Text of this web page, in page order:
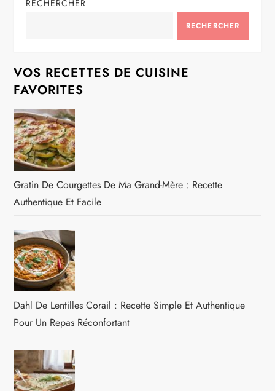
RECHERCHER
RECHERCHER
VOS RECETTES DE CUISINE
FAVORITES
Gratin De Courgettes De Ma Grand-Mère : Recette
Authentique Et Facile
Dahl De Lentilles Corail : Recette Simple Et Authentique
Pour Un Repas Réconfortant